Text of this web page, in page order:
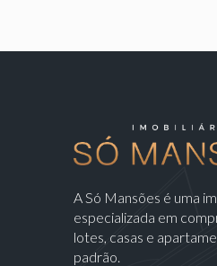
A Só Mansões é uma
especializada em
lotes, casas e
padrão.